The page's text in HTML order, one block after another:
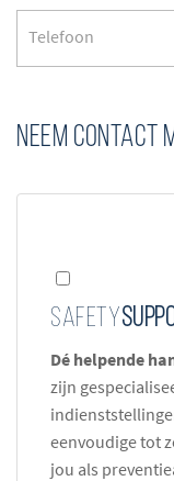
NEEM CONTACT
Safety
Dé helpende
zijn
eenvoudige tot
jou als